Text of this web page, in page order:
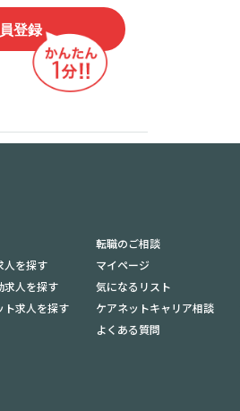
登録
人を探す
求人を探す
ト求人を探す
転職のご相談
マイページ
気になるリスト
ケアネットキャリア相談
よくある質問